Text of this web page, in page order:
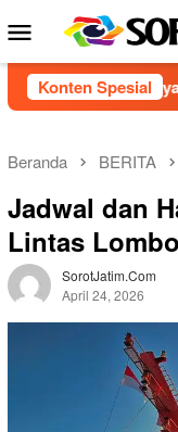
o
a
o
e
e
n
u
M
o
b
i
l
e
Konten Spesial
Surya
Beranda BERITA
Jadwal dan
Lintas
SorotJatim.com
April 24, 2026